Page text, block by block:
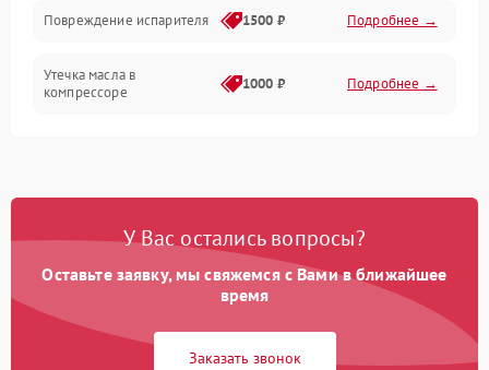
Повреждение испарителя 1500 ₽ Подробнее →
Утечка масла в
компрессоре
1000 ₽ Подробнее →
четырехходового клапана
Подробнее →
вентилятора
750 ₽ Подробнее →
У Вас остались вопросы?
Оставьте заявку, мы свяжемся с Вами в ближайшее
время
Заказать звонок